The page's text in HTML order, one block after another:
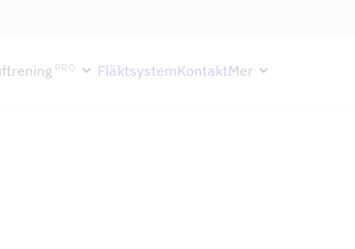
håller semesterstängt under vecka 29–31.
PRO FläktsystemKontaktMer